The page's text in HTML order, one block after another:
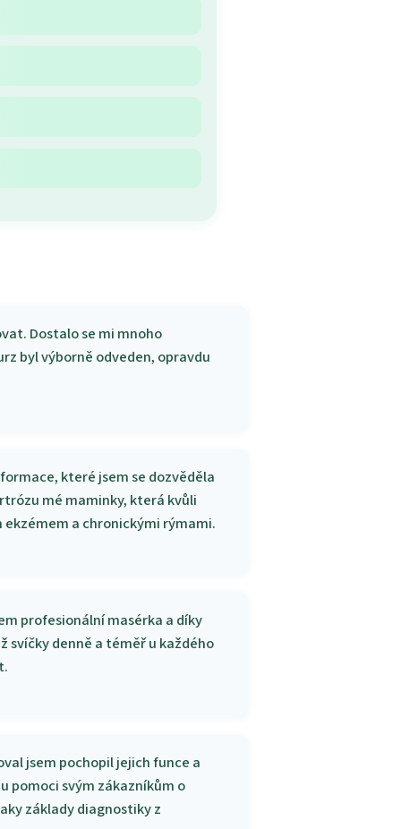
Dostalo se mi mnoho
byl výborně odveden, opravdu
které jsem se dozvěděla
mé maminky, která kvůli
a chronickými rýmami.
profesionální masérka a díky
svíčky denně a téměř u každého
jsem pochopil jejich funce a
pomoci svým zákazníkům o
základy diagnostiky z